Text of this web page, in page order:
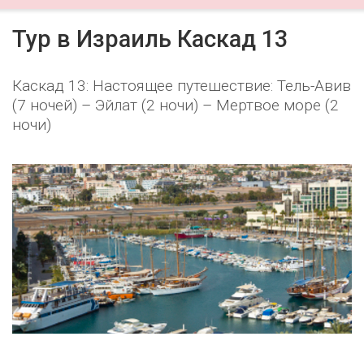
Тур в Израиль Каскад 13
Каскад 13: Настоящее путешествие: Тель-Авив
(7 ночей) – Эйлат (2 ночи) – Мертвое море (2
ночи)